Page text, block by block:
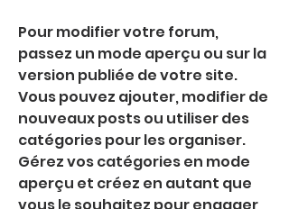
Pour modifier votre forum,
passez un mode aperçu ou sur la
version publiée de votre site.
Vous pouvez ajouter, modifier de
nouveaux posts ou utiliser des
catégories pour les organiser.
Gérez vos catégories en mode
aperçu et créez en autant que